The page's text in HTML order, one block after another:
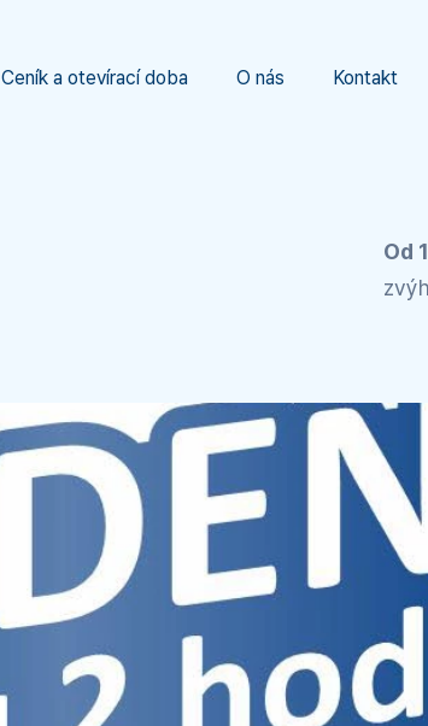
Ceník a otevírací doba O nás Kontakt
Od